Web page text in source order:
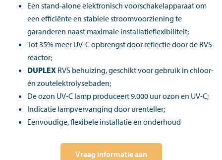
Een stand-alone elektronisch voorschakelapparaat om
een efficiënte en stabiele stroomvoorziening te
garanderen naast maximale installatieflexibiliteit;
Tot 35% meer UV-C opbrengst door reflectie door de RVS
reactor;
DUPLEX RVS behuizing, geschikt voor gebruik in chloor-
én zoutelektrolysebaden;
De ozon UV-C lamp produceert 9.000 uur ozon en UV-C;
Indicatie lampvervanging door urenteller;
Eenvoudige, flexibele installatie en onderhoud
Vraag informatie aan